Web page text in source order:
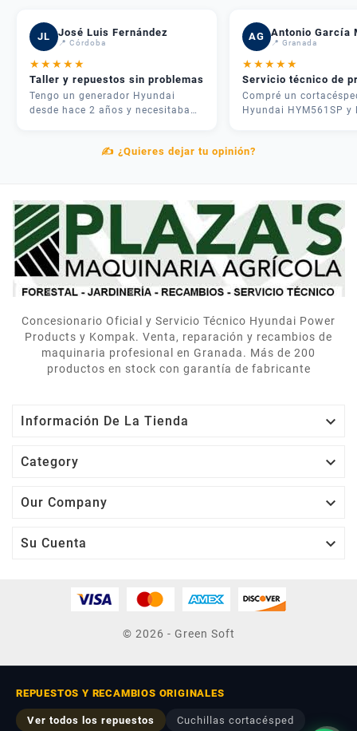
JL José Luis Fernández
📍 Córdoba
★★★★★
Taller y repuestos sin problemas
Tengo un generador Hyundai
desde hace 2 años y necesitaba
claro y en 3 días lo tenía como
AG Antonio García
📍 Granada
★★★★★
Servicio técnico de
Compré un
Hyundai HYM561SP y
teléfono y me
explicó cómo usarlo
correctamente. Muy
contentos.
✍️ ¿Quieres dejar tu opinión?
Concesionario Oficial y Servicio Técnico Hyundai Power
Products y Kompak. Venta, reparación y recambios de
maquinaria profesional en Granada. Más de 200
productos en stock con garantía de fabricante
Información De La Tienda 
Category 
Our Company 
Su Cuenta 
© 2026 - Green Soft
REPUESTOS Y RECAMBIOS ORIGINALES
Ver todos los repuestos Cuchillas cortacésped